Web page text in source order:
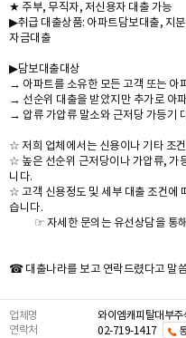
★ 주부, 무직자, 저신용자 대출 가능
▶취급 대출상품: 아파트담보대출, 지
자금대출
▶담보대출대상
→ 아파트를 소유한 모든 고객 또는 아
→ 선순위 대출을 받았지만 추가로 아
→ 압류 가압류 말소와 근저당 가등기
☆ 저희 업체에서는 신용이나 기타 조
☆ 높은 선순위 근저당이나 가압류, 가
니다.
☆ 고객 신용정도 및 세부 대출 조건에
습니다.
☞ 자세한 문의는 유선상담을 통해
☎ 대출나라를 보고 연락드렸다고 말
업체명
와이엠캐피탈대부주
연락처
02-719-1417